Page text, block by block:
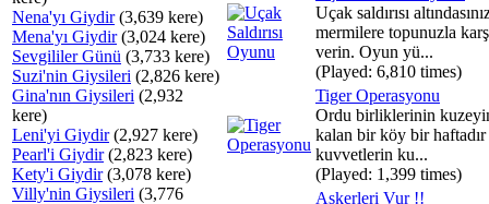
Nena'yı Giydir(3,639 kere)
Mena'yı Giydir(3,024 kere)
Sevgililer Günü (3,733 kere)
Suzi'nin Giysileri (2,826 kere)
Gina'nın Giysileri (2,932
kere)
Leni'yi Giydir(2,927 kere)
Pearl'i Giydir(2,823 kere)
Kety'i Giydir(3,078 kere)
Villy'nin Giysileri (3,776
Uçak saldırısı
mermilere topunuzla
verin. Oyun yü...
(Played: 6,810 times)
Tiger Operasyonu
Ordu birliklerinin
kalan bir köy bir haftadır
kuvvetlerin ku...
(Played: 1,399 times)
Askerleri Vur !!